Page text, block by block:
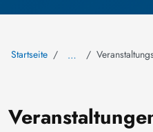
Startseite …